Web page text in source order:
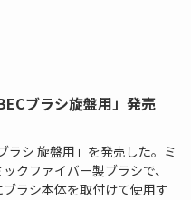
ブラシ旋盤用」発売
ラシ 旋盤用」を発売した。ミ
クファイバー製ブラシで、
ラシ本体を取付けて使用す